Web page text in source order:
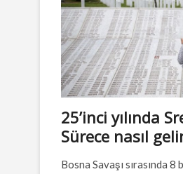
25’inci yılında
Sürece nasıl
Bosna Savaşı sırasında